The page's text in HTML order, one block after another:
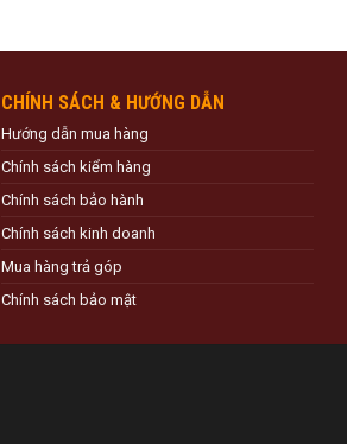
CHÍNH SÁCH & HƯỚNG DẪN
Hướng dẫn mua hàng
Chính sách kiểm hàng
Chính sách bảo hành
Chính sách kinh doanh
Mua hàng trả góp
Chính sách bảo mật